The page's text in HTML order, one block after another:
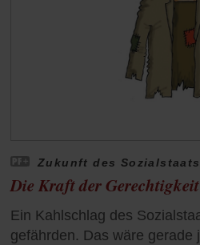
Zukunft des Sozialstaats
Die Kraft der Gerechtigkeit
Ein Kahlschlag des
gefährden. Das wäre gerade